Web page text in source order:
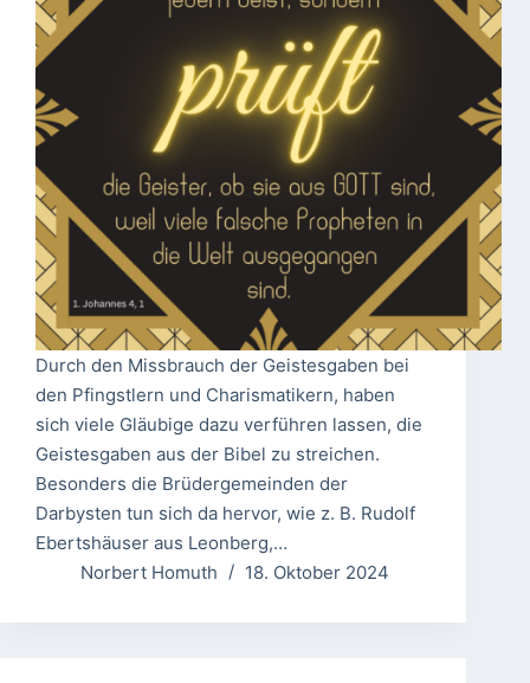
Durch den Missbrauch der Geistesgaben bei
den Pfingstlern und Charismatikern, haben
sich viele Gläubige dazu verführen lassen, die
Geistesgaben aus der Bibel zu streichen.
Besonders die Brüdergemeinden der
Darbysten tun sich da hervor, wie z. B. Rudolf
Ebertshäuser aus Leonberg,…
Norbert Homuth
18. Oktober 2024